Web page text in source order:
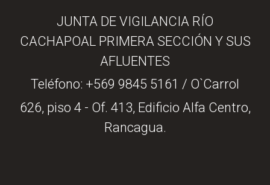
JUNTA DE VIGILANCIA RÍO
CACHAPOAL PRIMERA SECCIÓN Y SUS
AFLUENTES
Teléfono: +569 9845 5161 / O`Carrol
626, piso 4 - Of. 413, Edificio Alfa Centro,
Rancagua.